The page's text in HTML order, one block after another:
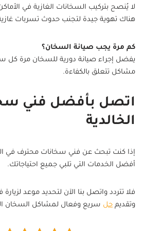
لا يُنصح بتركيب السخانات الغازية في
هناك تهوية جيدة لتجنب حدوث تسربات
كم مرة يجب صيانة السخان؟
يفضل إجراء صيانة دورية للسخان مرة كل
مشاكل تتعلق بالكفاءة.
اتصل بأفضل فني
الخالدية
إذا كنت تبحث عن فني سخانات محترف في
أفضل الخدمات التي تلبي جميع احتياجاتك.
فلا تتردد واتصل بنا الآن لتحديد موعد
وتقديم حل سريع وفعال لمشاكل السخان